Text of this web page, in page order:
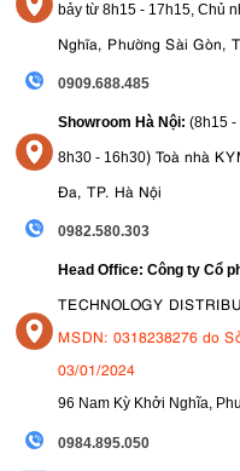
bảy từ 8h15 - 17h15, Chủ
Nghĩa, Phường Sài Gòn,
0909.688.485
Showroom Hà Nội: (8h15 -
8h30 - 16h30) Toà nhà
Đa, TP. Hà Nội
0982.580.303
Head Office: Công ty Cổ
TECHNOLOGY
MSDN: 0318238276 do
03/01/2024
96 Nam Kỳ Khởi Nghĩa,
0984.895.050